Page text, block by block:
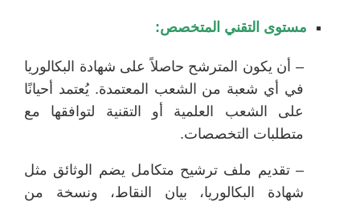
مستوى التقني المتخصص:
– أن يكون المترشح حاصلاً على شهادة البكالوريا
في أي شعبة من الشعب المعتمدة. يُعتمد أحيانًا
على الشعب العلمية أو التقنية لتوافقها مع
متطلبات التخصصات.
– تقديم ملف ترشيح متكامل يضم الوثائق مثل
شهادة البكالوريا، بيان النقاط، ونسخة من